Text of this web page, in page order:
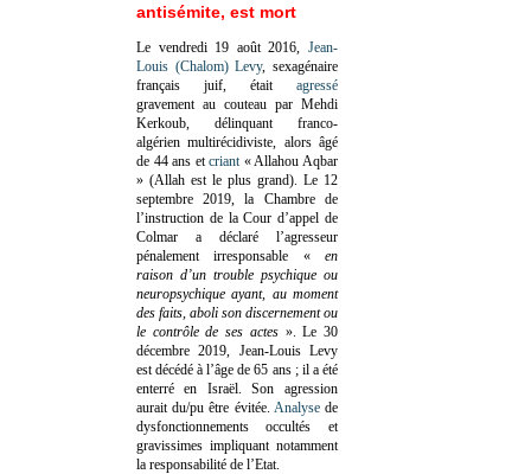
antisémite, est mort
Le vendredi 19 août 2016, Jean-
Louis (Chalom) Levy, sexagénaire
français juif, était agressé
gravement au couteau par Mehdi
Kerkoub, délinquant franco-
algérien multirécidiviste, alors âgé
de 44 ans etcriant « Allahou Aqbar
» (Allah est le plus grand). Le 12
septembre 2019, la Chambre de
l’instruction de la Cour d’appel de
Colmar a déclaré l’agresseur
pénalement irresponsable «en
raison d’un trouble psychique ou
neuropsychique ayant, au moment
des faits, aboli son discernement ou
le contrôle de ses actes». Le 30
décembre 2019, Jean-Louis Levy
est décédé à l’âge de 65 ans ; il a été
enterré en Israël. Son agression
aurait du/pu être évitée. Analysede
dysfonctionnements occultés et
gravissimes impliquant notamment
la responsabilité de l’Etat.